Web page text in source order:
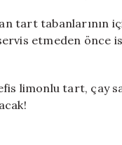
tart tabanlarının
etmeden önce
limonlu tart, çay